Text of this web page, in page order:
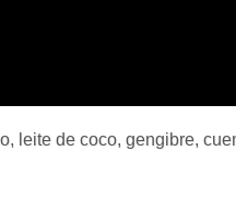
leite de coco, gengibre,